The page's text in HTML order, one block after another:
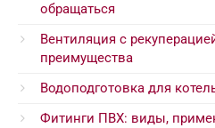
обращаться
Вентиляция с
преимущества
Водоподготовка для
Фитинги ПВХ: виды,